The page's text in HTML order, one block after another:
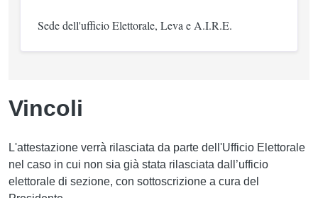
Sede dell'ufficio Elettorale, Leva e A.I.R.E.
Vincoli
L'attestazione verrà rilasciata da parte dell'Ufficio Elettorale
nel caso in cui non sia già stata rilasciata dall’ufficio
elettorale di sezione, con sottoscrizione a cura del